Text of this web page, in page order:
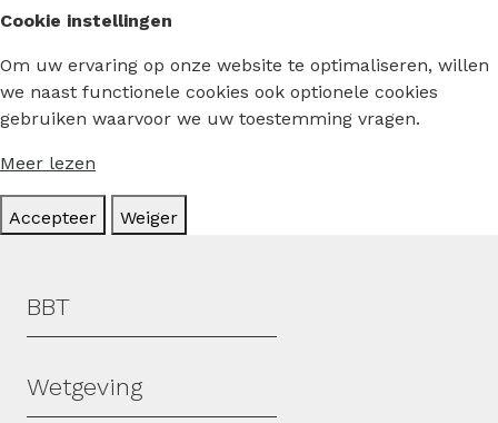
Cookie instellingen
Om uw ervaring op onze website te optimaliseren, willen
we naast functionele cookies ook optionele cookies
gebruiken waarvoor we uw toestemming vragen.
Meer lezen
Accepteer Weiger
Hoofdmenu
BBT
Wetgeving